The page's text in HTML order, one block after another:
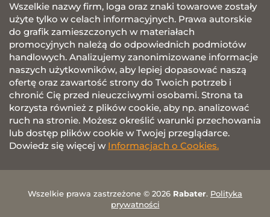
Wszelkie nazwy firm, loga oraz znaki towarowe zostały
użyte tylko w celach informacyjnych. Prawa autorskie
do grafik zamieszczonych w materiałach
promocyjnych należą do odpowiednich podmiotów
handlowych. Analizujemy zanonimizowane informacje
naszych użytkowników, aby lepiej dopasować naszą
ofertę oraz zawartość strony do Twoich potrzeb i
chronić Cię przed nieuczciwymi osobami. Strona ta
korzysta również z plików cookie, aby np. analizować
ruch na stronie. Możesz określić warunki przechowania
lub dostęp plików cookie w Twojej przeglądarce.
Dowiedz się więcej w Informacjach o Cookies.
Wszelkie prawa zastrzeżone © 2026 Rabater. Polityka
prywatności